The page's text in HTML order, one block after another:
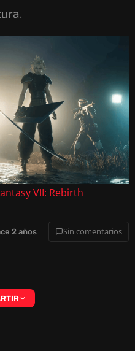
VII: Rebirth
2 años Sin comentarios